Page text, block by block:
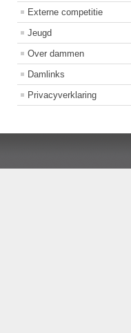
Externe competitie
Jeugd
Over dammen
Damlinks
Privacyverklaring